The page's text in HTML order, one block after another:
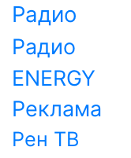
Радио
Радио
ENERGY
Реклама
Рен ТВ